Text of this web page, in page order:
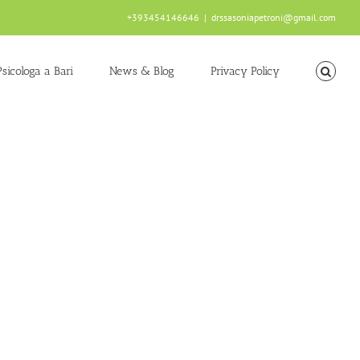
+393454146646 | drssasoniapetroni@gmail.com
a Bari News & Blog Privacy Policy